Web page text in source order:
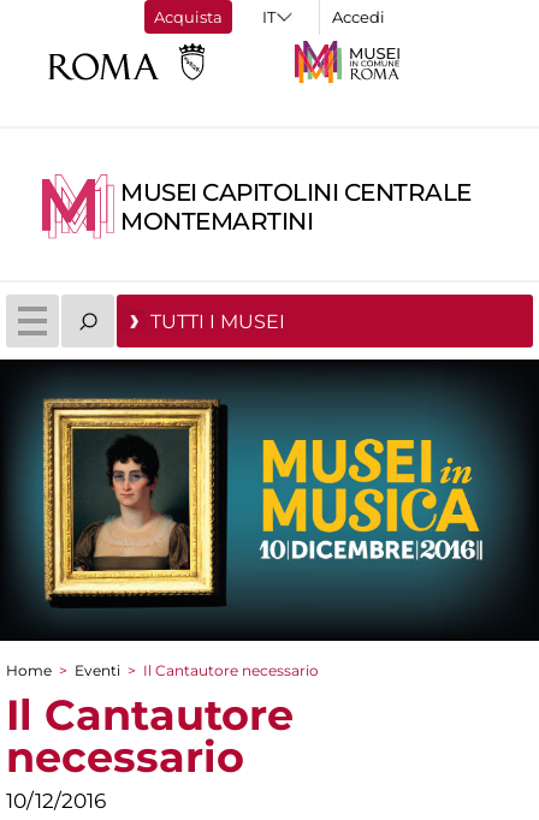
Acquista Accedi
MUSEI CAPITOLINI CENTRALE
MONTEMARTINI
TUTTI I MUSEI
Tu sei qui
Home > Eventi > Il Cantautore necessario
Il Cantautore
necessario
10/12/2016